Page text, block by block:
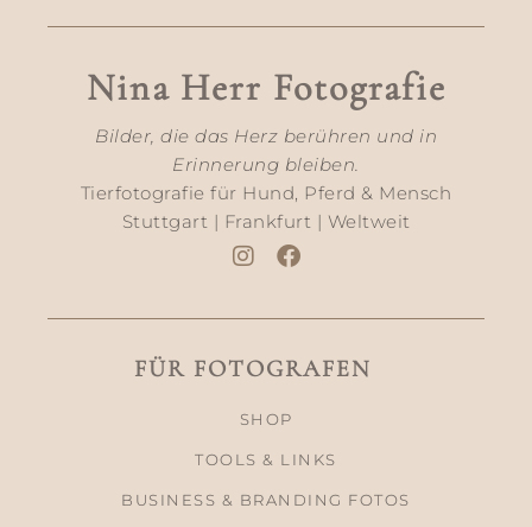
Nina Herr Fotografie
Bilder, die das Herz berühren und in
Erinnerung bleiben.
Tierfotografie für Hund, Pferd & Mensch
Stuttgart | Frankfurt | Weltweit
FÜR FOTOGRAFEN
SHOP
TOOLS & LINKS
BUSINESS & BRANDING FOTOS